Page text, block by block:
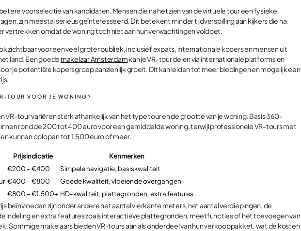
voorselectie van kandidaten. Mensen die na het zien van de virtuele tour een fysieke
zijn meestal serieus geïnteresseerd. Dit betekent minder tijdverspilling aan kijkers die na
vertrekken omdat de woning toch niet aan hun verwachtingen voldoet.
zichtbaar voor een veel groter publiek, inclusief expats, internationale kopers en mensen uit
land. Een goede makelaar Amsterdamkan je VR-tour delen via internationale platforms en
je potentiële kopersgroep aanzienlijk groeit. Dit kan leiden tot meer biedingen en mogelijk een
TOUR VOOR JE WONING?
VR-tour variëren sterk afhankelijk van het type tour en de grootte van je woning. Basis 360-
rond de 200 tot 400 euro voor een gemiddelde woning, terwijl professionele VR-tours met
kunnen oplopen tot 1.500 euro of meer.
Prijsindicatie
Kenmerken
€200 – €400
Simpele navigatie, basiskwaliteit
€400 – €800
Goede kwaliteit, vloeiende overgangen
€800 – €1.500+ HD-kwaliteit, plattegronden, extra features
beïnvloeden zijn onder andere het aantal vierkante meters, het aantal verdiepingen, de
indeling en extra features zoals interactieve plattegronden, meetfuncties of het toevoegen van
Sommige makelaars bieden VR-tours aan als onderdeel van hun verkooppakket, wat de kosten